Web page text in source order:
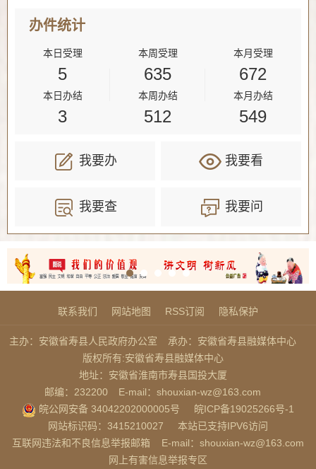
办件统计
本日受理
5
本日办结
3
本周受理
635
本周办结
512
本月受理
672
本月办结
549
我要办 我要看
我要查 我要问
联系我们 网站地图 RSS订阅 隐私保护
主办：安徽省寿县人民政府办公室
承办：安徽省寿县融媒体中心
版权所有:安徽省寿县融媒体中心
地址：安徽省淮南市寿县国投大厦
邮编：232200
E-mail：shouxian-wz@163.com
皖公网安备 34042202000005号
皖ICP备19025266号-1
网站标识码：3415210027
本站已支持IPV6访问
互联网违法和不良信息举报邮箱
E-mail：shouxian-wz@163.com
网上有害信息举报专区